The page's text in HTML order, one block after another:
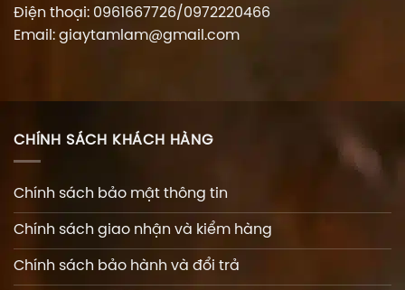
Điện thoại: 0961667726/0972220466
Email: giaytamlam@gmail.com
CHÍNH SÁCH KHÁCH HÀNG
Chính sách bảo mật thông tin
Chính sách giao nhận và kiểm hàng
Chính sách bảo hành và đổi trả